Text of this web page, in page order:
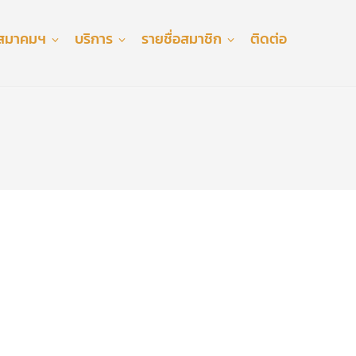
มาคมฯ บริการ รายชื่อสมาชิก ติดต่อ